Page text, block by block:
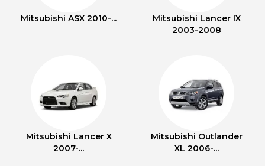
Mitsubishi ASX 2010-...
Mitsubishi Lancer IX
2003-2008
Mitsubishi Lancer X
2007-...
Mitsubishi Outlander
XL 2006-...